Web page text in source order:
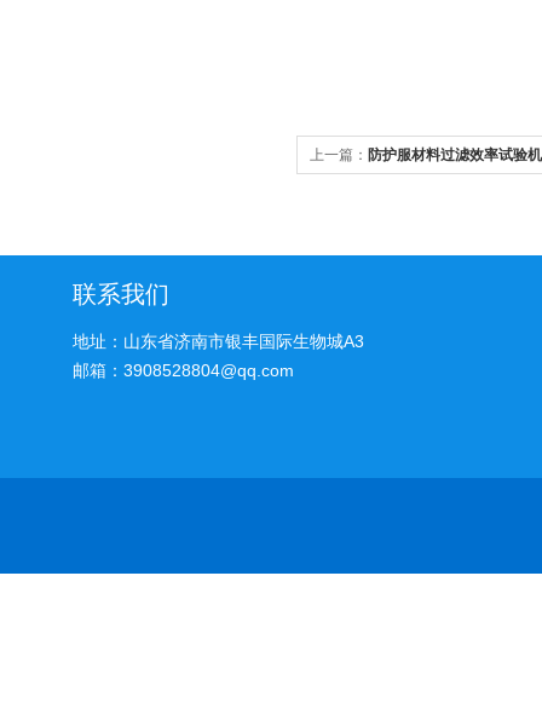
上一篇： 防护服材料过滤效率试验机
联系我们
地址：山东省济南市银丰国际生物城A3
邮箱：3908528804@qq.com